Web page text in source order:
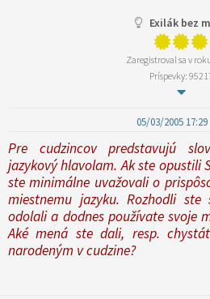
Exilák bez
Zaregistroval sa v
Príspevky:
05/03/2005 17:29
Pre cudzincov predstavujú
jazykový hlavolam. Ak ste opustili
ste minimálne uvažovali o
miestnemu jazyku. Rozhodli
odolali a dodnes používate svoje
Aké mená ste dali, resp.
narodeným v cudzine?